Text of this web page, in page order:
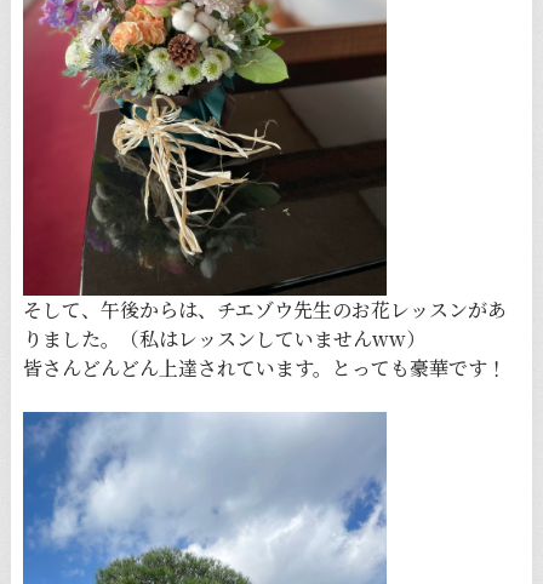
そして、午後からは、チエゾウ先生のお花レッスンがあ
りました。（私はレッスンしていませんww）
皆さんどんどん上達されています。とっても豪華です！